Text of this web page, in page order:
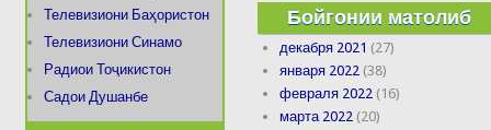
Телевизиони Баҳористон
Телевизиони Синамо
Радиои Тоҷикистон
Садои Душанбе
Бойгонии матолиб
декабря 2021 (27)
января 2022 (38)
февраля 2022 (16)
марта 2022 (20)